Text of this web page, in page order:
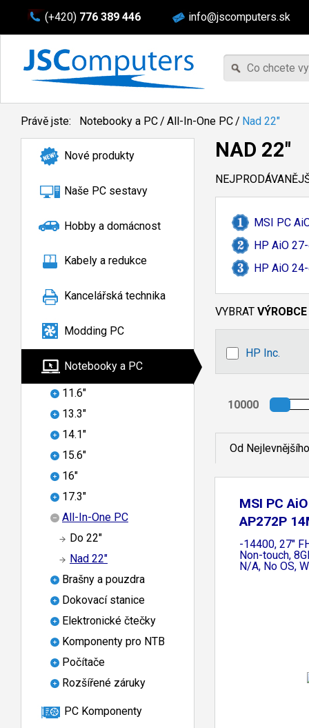
(+420) 776 389 446 info@jscomputers.sk
Právě jste: Notebooky a PC/ All-In-One PC/ Nad 22"
Nové produkty
Naše PC sestavy
Hobby a domácnost
Kabely a redukce
Kancelářská technika
Modding PC
Notebooky a PC
11.6"
13.3"
14.1"
15.6"
16"
17.3"
All-In-One PC
Do 22"
Nad 22"
Brašny a pouzdra
Dokovací stanice
Elektronické čtečky
Komponenty pro NTB
Počítače
Rozšířené záruky
PC Komponenty
NAD 22"
MSI PC
HP AiO 27-
HP AiO 24-
VYBRAT VÝROBCE
HP Inc.
Od Nejlevnějšího
MSI PC
AP272P
i5
-14400, 27"
Non-touch,
N/A, No OS,